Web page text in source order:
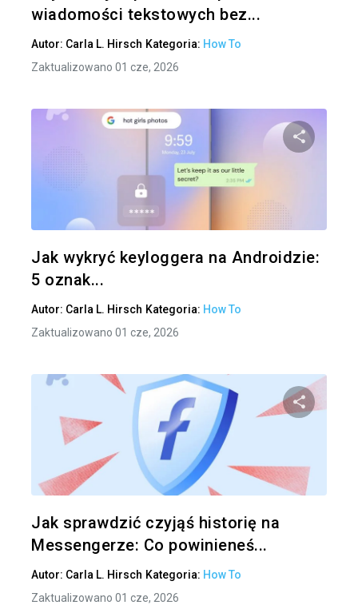
wiadomości tekstowych bez...
Autor: Carla L. Hirsch Kategoria: How To
Zaktualizowano 01 cze, 2026
Jak wykryć keyloggera na Androidzie:
5 oznak...
Autor: Carla L. Hirsch Kategoria: How To
Zaktualizowano 01 cze, 2026
Jak sprawdzić czyjąś historię na
Messengerze: Co powinieneś...
Autor: Carla L. Hirsch Kategoria: How To
Zaktualizowano 01 cze, 2026